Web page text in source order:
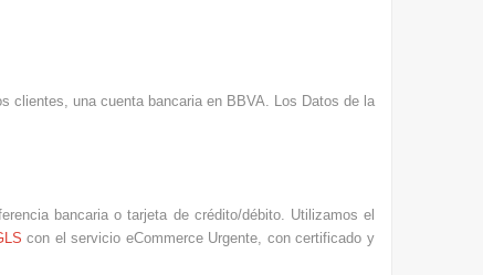
clientes, una cuenta bancaria en BBVA. Los Datos de la
bancaria o tarjeta de crédito/débito. Utilizamos el
con el servicio eCommerce Urgente, con certificado y